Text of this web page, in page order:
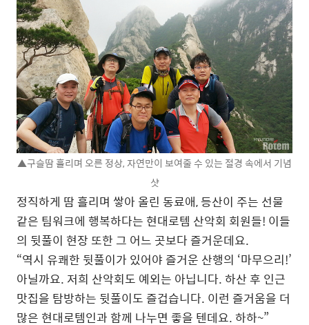
▲구슬땀 흘리며 오른 정상, 자연만이 보여줄 수 있는 절경 속에서 기념
샷
정직하게 땀 흘리며 쌓아 올린 동료애, 등산이 주는 선물
같은 팀워크에 행복하다는 현대로템 산악회 회원들! 이들
의 뒷풀이 현장 또한 그 어느 곳보다 즐거운데요.
“역시 유쾌한 뒷풀이가 있어야 즐거운 산행의 ‘마무으리!’
아닐까요. 저희 산악회도 예외는 아닙니다. 하산 후 인근
맛집을 탐방하는 뒷풀이도 즐겁습니다. 이런 즐거움을 더
많은 현대로템인과 함께 나누면 좋을 텐데요. 하하~”